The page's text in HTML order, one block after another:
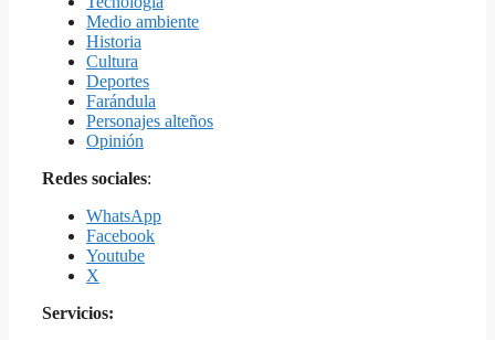
Medio ambiente
Historia
Cultura
Deportes
Farándula
Personajes alteños
Opinión
Redes sociales:
WhatsApp
Facebook
Youtube
X
Servicios: